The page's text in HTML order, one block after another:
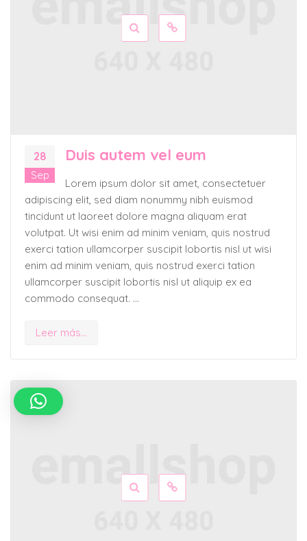
28
Sep
Duis autem vel eum
Lorem ipsum dolor sit amet, consectetuer
adipiscing elit, sed diam nonummy nibh euismod
tincidunt ut laoreet dolore magna aliquam erat
volutpat. Ut wisi enim ad minim veniam, quis nostrud
exerci tation ullamcorper suscipit lobortis nisl ut wisi
enim ad minim veniam, quis nostrud exerci tation
ullamcorper suscipit lobortis nisl ut aliquip ex ea
commodo consequat. …
Leer más...